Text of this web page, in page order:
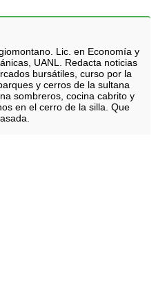
Lic. en Economía y
UANL. Redacta noticias
bursátiles, curso por la
y cerros de la sultana
sombreros, cocina cabrito y
en el cerro de la silla. Que